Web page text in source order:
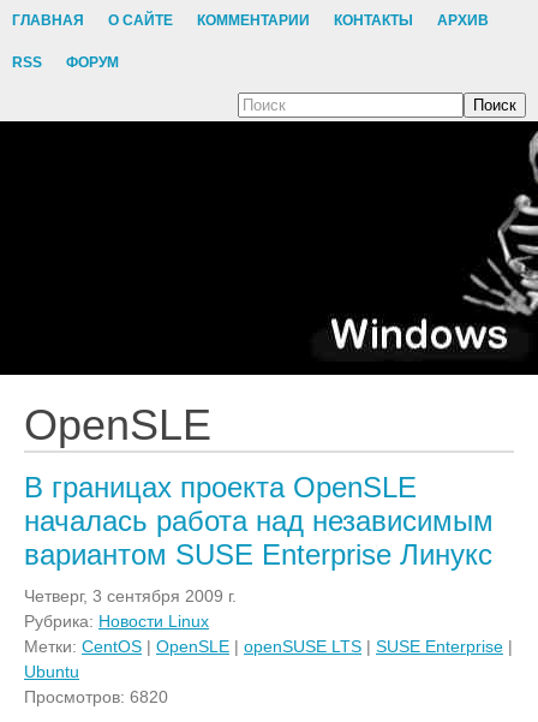
ГЛАВНАЯ О САЙТЕ КОММЕНТАРИИ КОНТАКТЫ АРХИВ
RSS ФОРУМ
Поиск
OpenSLE
В границах проекта OpenSLE
началась работа над независимым
вариантом SUSE Enterprise Линукс
Четверг, 3 сентября 2009 г.
Рубрика: Новости Linux
Метки: CentOS | OpenSLE | openSUSE LTS | SUSE Enterprise |
Ubuntu
Просмотров: 6820